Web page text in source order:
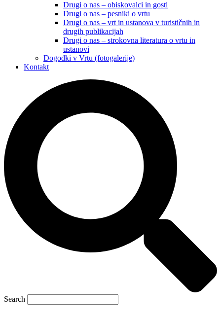
Drugi o nas – obiskovalci in gosti
Drugi o nas – pesniki o vrtu
Drugi o nas – vrt in ustanova v turističnih in
drugih publikacijah
Drugi o nas – strokovna literatura o vrtu in
ustanovi
Dogodki v Vrtu (fotogalerije)
Kontakt
Search